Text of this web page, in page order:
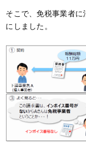
そこで、免税事業者に
にしました。